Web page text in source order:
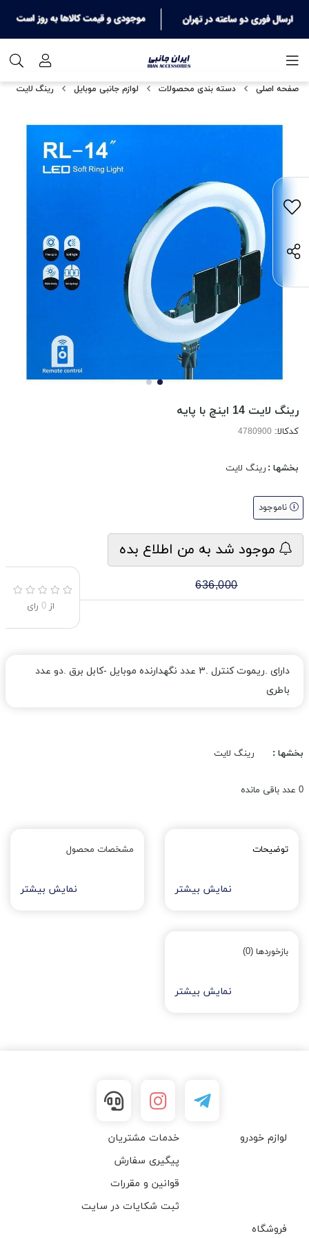
صفحه اصلی دسته بندی محصولات لوازم جانبی موبایل رینگ لایت
رینگ لایت 14 اینچ با پایه
کدکالا:
بخشها : رینگ لایت
ناموجود
موجود شد به من اطلاع بده
636,000
از 0 رای
دارای .ریموت کنترل .۳ عدد نگهدارنده موبایل -کابل برق .دو عدد
باطری
بخشها : رینگ لایت
0 عدد باقی مانده
توضیحات
نمایش بیشتر
مشخصات محصول
نمایش بیشتر
بازخوردها (0)
نمایش بیشتر
لوازم خودرو
خدمات مشتریان
پیگیری سفارش
قوانین و مقررات
ثبت شکایات در سایت
فروشگاه